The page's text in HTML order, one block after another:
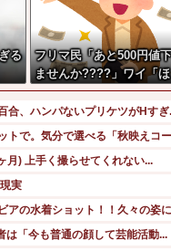
る
フリマ民「あと500円値
ませんか????」ワイ「
入ｗ」
合、ハンパないプリケツがHすぎ
トで。気分で選べる「秋映えコ
月) 上手く撮らせてくれない...
実
アの水着ショット！！久々の姿
「今も普通の顔して芸能活動...